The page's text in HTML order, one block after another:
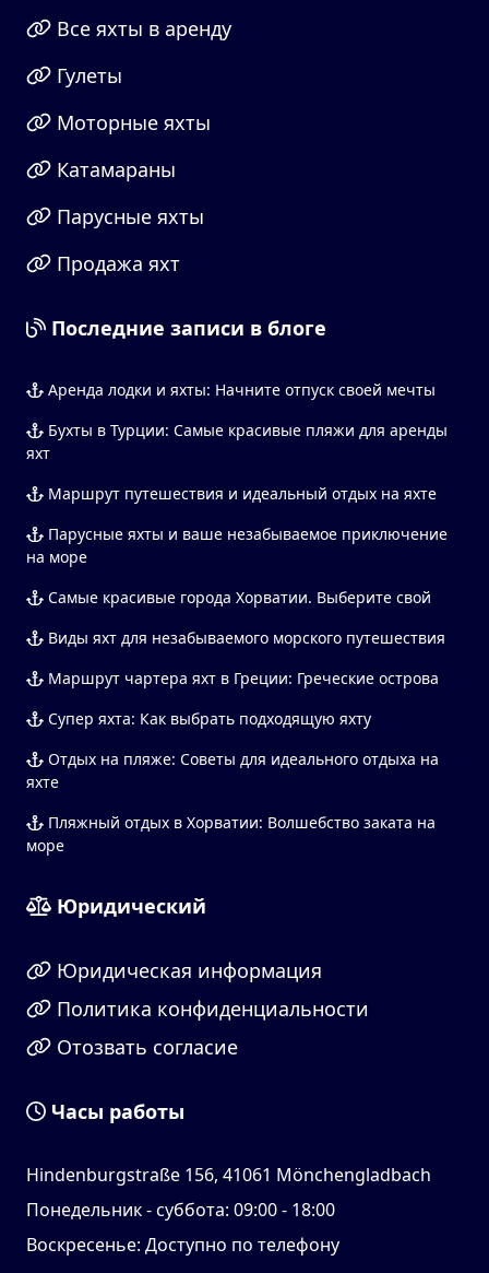
Все яхты в аренду
Гулеты
Моторные яхты
Катамараны
Парусные яхты
Продажа яхт
Последние записи в блоге
Аренда лодки и яхты: Начните отпуск своей мечты
Бухты в Турции: Самые красивые пляжи для аренды
яхт
Маршрут путешествия и идеальный отдых на яхте
Парусные яхты и ваше незабываемое приключение
на море
Самые красивые города Хорватии. Выберите свой
Виды яхт для незабываемого морского путешествия
Маршрут чартера яхт в Греции: Греческие острова
Супер яхта: Как выбрать подходящую яхту
Отдых на пляже: Советы для идеального отдыха на
яхте
Пляжный отдых в Хорватии: Волшебство заката на
море
Юридический
Юридическая информация
Политика конфиденциальности
Отозвать согласие
Часы работы
Hindenburgstraße 156, 41061 Mönchengladbach
Понедельник - суббота: 09:00 - 18:00
Воскресенье: Доступно по телефону